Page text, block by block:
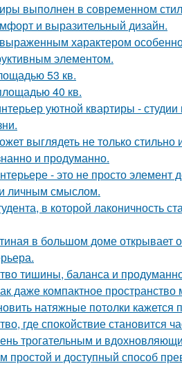
выполнен в современном
и выразительный дизайн.
характером
элементом.
53 кв.
40 кв.
уютной квартиры -
выглядеть не только
и продуманно.
- это не просто элемент
личным смыслом.
в которой лаконичность
в большом доме
тишины, баланса и
даже компактное
натяжные потолки кажется
где спокойствие становится
трогательным и
простой и доступный способ